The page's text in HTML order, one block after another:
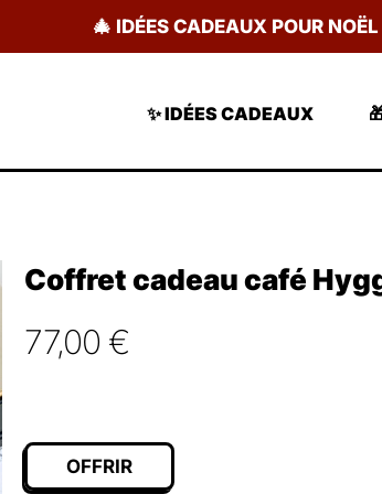
🎄 IDÉES CADEAUX POUR NOËL
✨ IDÉES CADEAUX
Coffret cadeau café
77,00 €
OFFRIR